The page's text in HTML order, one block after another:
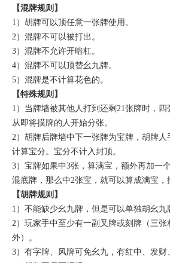
【混牌规则】
1）胡牌可以顶任意一张牌使用。
2）混牌不可以被打出。
3）混牌不允许开暗杠。
4）混牌不可以顶替幺九牌。
5）混牌是不计算花色的。
【特殊规则】
1）当牌墙被其他人打到还剩21张牌时，四
从即将摸牌的人开始分张。
2）胡牌后牌墙中下一张牌为宝牌，胡牌
计算宝分。宝分不计入封顶。
3）宝牌如果中3张，算满宝，额外再加一
混底牌，那么中2张宝，就可以算成满宝，
【胡牌规则】
1）不能缺少幺九牌，但是可以单独胡幺九
2）玩家手中至少有一副叉牌或刻牌（三
外）。
3）有字牌、风牌可免幺九，有红中、发财